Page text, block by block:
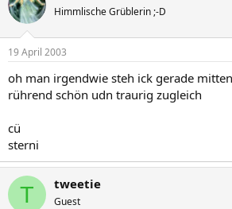
Himmlische Grüblerin ;-D
19 April 2003
oh man irgendwie steh ick gerade
rührend schön udn traurig zugleich
cü
sterni
T tweetie
Guest